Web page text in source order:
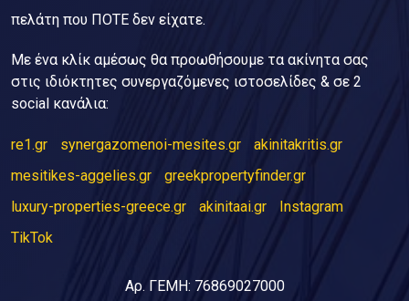
πελάτη που ΠΟΤΕ δεν είχατε.
Με ένα κλίκ αμέσως θα προωθήσουμε τα ακίνητα σας
στις ιδιόκτητες συνεργαζόμενες ιστοσελίδες & σε 2
social κανάλια:
re1.gr synergazomenoi-mesites.gr
akinitakritis.gr
mesitikes-aggelies.gr
greekpropertyfinder.gr
luxury-properties-greece.gr
akinitaai.gr
Instagram
TikTok
Αρ. ΓΕΜΗ: 76869027000